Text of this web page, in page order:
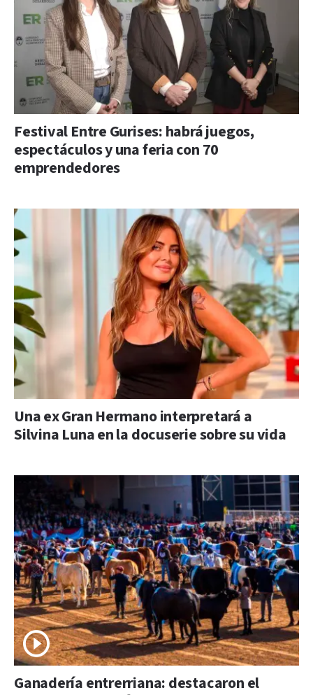
Festival Entre Gurises: habrá juegos,
espectáculos y una feria con 70
emprendedores
Una ex Gran Hermano interpretará a
Silvina Luna en la docuserie sobre su vida
Ganadería entrerriana: destacaron el